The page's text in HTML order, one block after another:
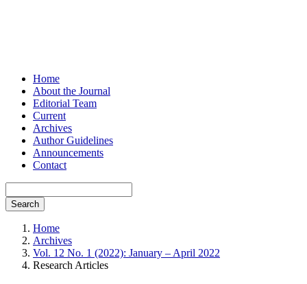
Home
About the Journal
Editorial Team
Current
Archives
Author Guidelines
Announcements
Contact
Search
Home
Archives
Vol. 12 No. 1 (2022): January – April 2022
Research Articles